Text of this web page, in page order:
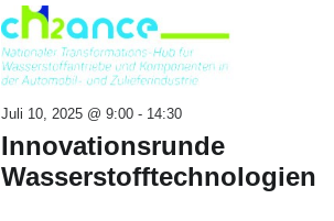
Juli 10, 2025 @ 9:00- 14:30
Innovationsrunde
Wasserstofftechnologien